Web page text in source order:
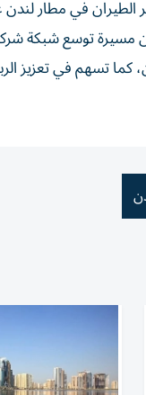
في مطار
توسع شبكة
كما تسهم في